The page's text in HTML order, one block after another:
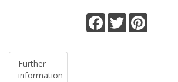
Facebook
Twitter
Further
information